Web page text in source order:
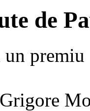
de
premiu